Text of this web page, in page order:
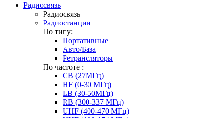
Радиосвязь
Радиосвязь
Радиостанции
По типу:
Портативные
Авто/База
Ретрансляторы
По частоте :
CB (27МГц)
HF (0-30 МГц)
LB (30-50МГц)
RB (300-337 МГц)
UHF (400-470 МГц)